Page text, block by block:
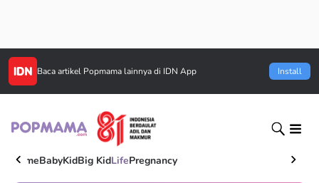
Baca artikel Popmama lainnya di IDN App Install
HomeBabyKidBig KidLifePregnancy